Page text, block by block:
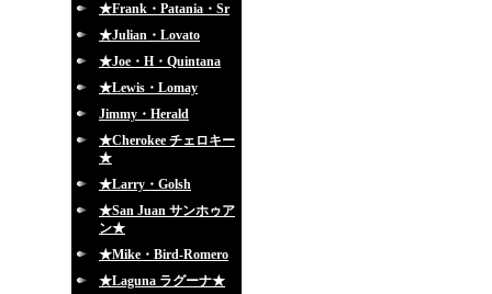
★Frank・Patania・Sr
★Julian・Lovato
★Joe・H・Quintana
★Lewis・Lomay
Jimmy・Herald
★Cherokee チェロキー
★
★Larry・Golsh
★San Juan サンホゥア
ン★
★Mike・Bird-Romero
★Laguna ラグーナ★